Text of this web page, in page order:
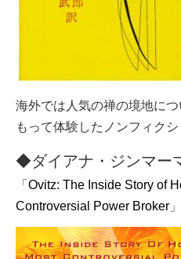
海外では人気の禅の境地に
もって体験したノンフィクシ
◆ダイアナ・ジンマー
「 Ovitz: The Inside Story of
Controversial Power Broker